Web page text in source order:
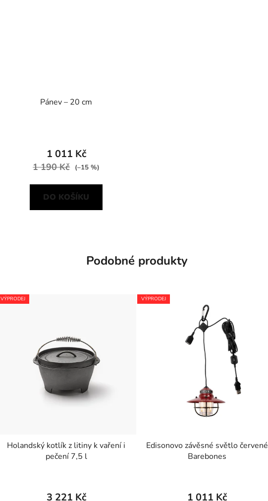
Pánev – 20 cm
1 011 Kč
1 190 Kč (–15 %)
DO KOŠÍKU
Podobné produkty
VÝPRODEJ
Holandský kotlík z litiny k vaření i
pečení 7,5 l
3 221 Kč
VÝPRODEJ
Edisonovo závěsné světlo červené
Barebones
1 011 Kč